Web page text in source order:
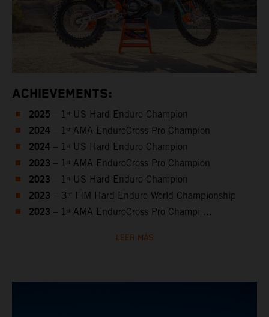
ACHIEVEMENTS:
2025 – 1ˢᵗ US Hard Enduro Champion
2024 – 1ˢᵗ AMA EnduroCross Pro Champion
2024 – 1ˢᵗ US Hard Enduro Champion
2023 – 1ˢᵗ AMA EnduroCross Pro Champion
2023 – 1ˢᵗ US Hard Enduro Champion
2023 – 3ʳᵈ FIM Hard Enduro World Championship
2023 – 1ˢᵗ AMA EnduroCross Pro Champi ...
LEER MÁS